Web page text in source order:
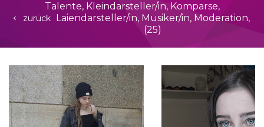
zurück
Talente, Kleindarsteller/in, Komparse,
Laiendarsteller/in, Musiker/in, Moderation,
(25)